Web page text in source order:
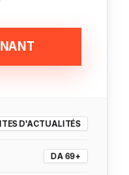
D'ACTUALITÉS
DA 69+